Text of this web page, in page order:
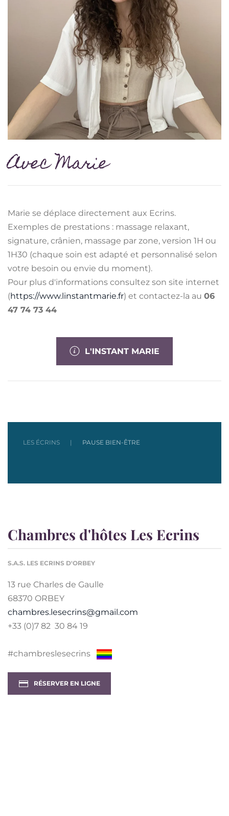
Avec Marie
Marie se déplace directement aux Ecrins.
Exemples de prestations : massage relaxant,
signature, crânien, massage par zone, version 1H ou
1H30 (chaque soin est adapté et personnalisé selon
votre besoin ou envie du moment).
Pour plus d'informations consultez son site internet
(https://www.linstantmarie.fr) et contactez-la au 06
47 74 73 44
L'INSTANT MARIE
LES ÉCRINS PAUSE BIEN-ÊTRE
Chambres d'hôtes Les Ecrins
S.A.S. LES ECRINS D'ORBEY
13 rue Charles de Gaulle
68370 ORBEY
chambres.lesecrins@gmail.com
+33 (0)7 82 30 84 19
#chambreslesecrins
RÉSERVER EN LIGNE